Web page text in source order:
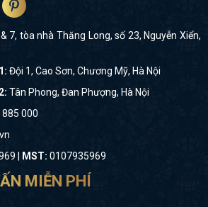
7, tòa nhà Thăng Long, số 23, Nguyễn Xiển,
Đội 1, Cao Sơn, Chương Mỹ, Hà Nội
Tân Phong, Đan Phượng, Hà Nội
000
| MST: 0107935969
MIỄN PHÍ